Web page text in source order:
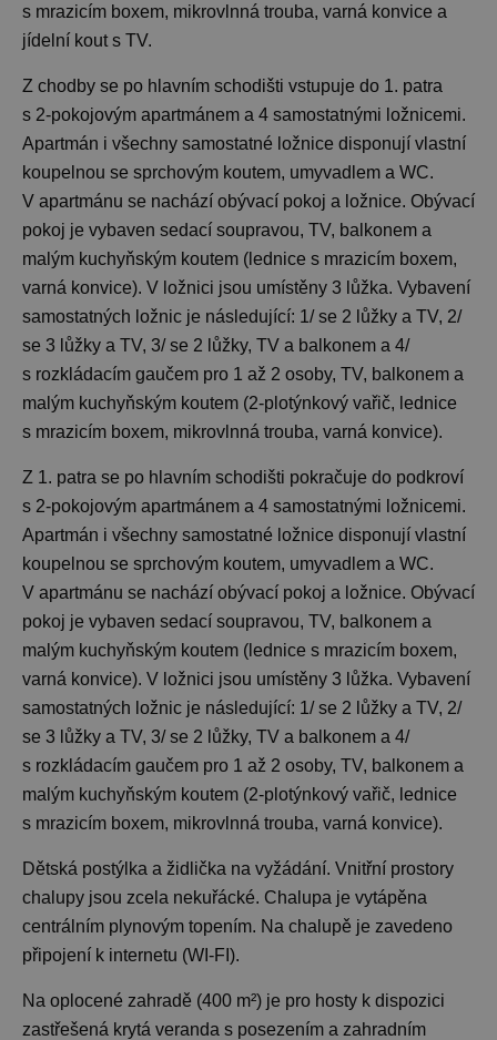
s mrazicím boxem, mikrovlnná trouba, varná konvice a
jídelní kout s TV.
Z chodby se po hlavním schodišti vstupuje do 1. patra
s 2-pokojovým apartmánem a 4 samostatnými ložnicemi.
Apartmán i všechny samostatné ložnice disponují vlastní
koupelnou se sprchovým koutem, umyvadlem a WC.
V apartmánu se nachází obývací pokoj a ložnice. Obývací
pokoj je vybaven sedací soupravou, TV, balkonem a
malým kuchyňským koutem (lednice s mrazicím boxem,
varná konvice). V ložnici jsou umístěny 3 lůžka. Vybavení
samostatných ložnic je následující: 1/ se 2 lůžky a TV, 2/
se 3 lůžky a TV, 3/ se 2 lůžky, TV a balkonem a 4/
s rozkládacím gaučem pro 1 až 2 osoby, TV, balkonem a
malým kuchyňským koutem (2-plotýnkový vařič, lednice
s mrazicím boxem, mikrovlnná trouba, varná konvice).
Z 1. patra se po hlavním schodišti pokračuje do podkroví
s 2-pokojovým apartmánem a 4 samostatnými ložnicemi.
Apartmán i všechny samostatné ložnice disponují vlastní
koupelnou se sprchovým koutem, umyvadlem a WC.
V apartmánu se nachází obývací pokoj a ložnice. Obývací
pokoj je vybaven sedací soupravou, TV, balkonem a
malým kuchyňským koutem (lednice s mrazicím boxem,
varná konvice). V ložnici jsou umístěny 3 lůžka. Vybavení
samostatných ložnic je následující: 1/ se 2 lůžky a TV, 2/
se 3 lůžky a TV, 3/ se 2 lůžky, TV a balkonem a 4/
s rozkládacím gaučem pro 1 až 2 osoby, TV, balkonem a
malým kuchyňským koutem (2-plotýnkový vařič, lednice
s mrazicím boxem, mikrovlnná trouba, varná konvice).
Dětská postýlka a židlička na vyžádání. Vnitřní prostory
chalupy jsou zcela nekuřácké. Chalupa je vytápěna
centrálním plynovým topením. Na chalupě je zavedeno
připojení k internetu (WI-FI).
Na oplocené zahradě (400 m²) je pro hosty k dispozici
zastřešená krytá veranda s posezením a zahradním